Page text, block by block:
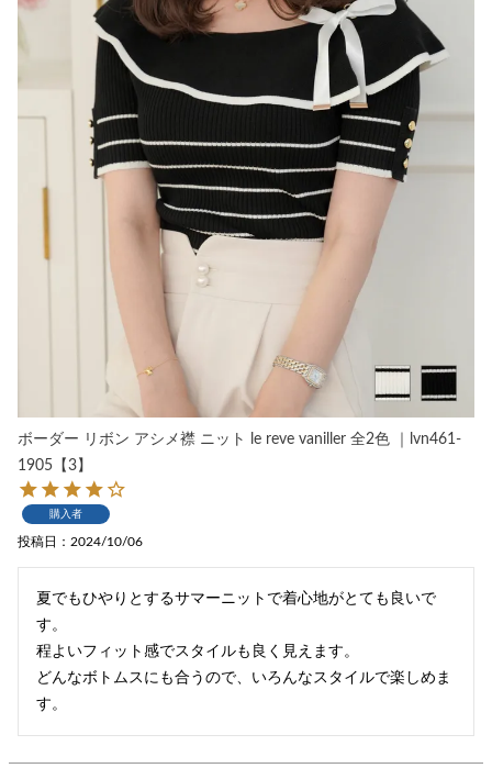
ボーダー リボン アシメ襟 ニット le reve vaniller 全2色 ｜lvn461-
1905【3】
購入者
投稿日 2024/10/06
夏でもひやりとするサマーニットで着心地がとても良いで
す。
程よいフィット感でスタイルも良く見えます。
どんなボトムスにも合うので、いろんなスタイルで楽しめま
す。